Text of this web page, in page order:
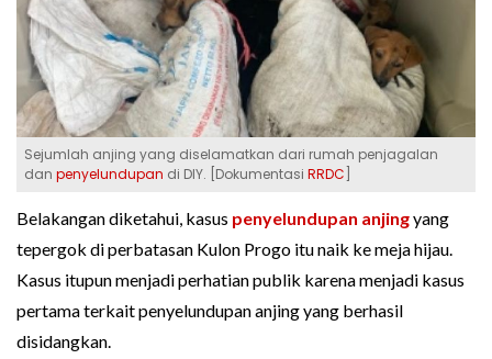
Sejumlah anjing yang diselamatkan dari rumah penjagalan
dan penyelundupan di DIY. [Dokumentasi RRDC
Belakangan diketahui, kasus penyelundupan anjingyang
tepergok di perbatasan Kulon Progo itu naik ke meja hijau.
Kasus itupun menjadi perhatian publik karena menjadi kasus
pertama terkait penyelundupan anjing yang berhasil
disidangkan.